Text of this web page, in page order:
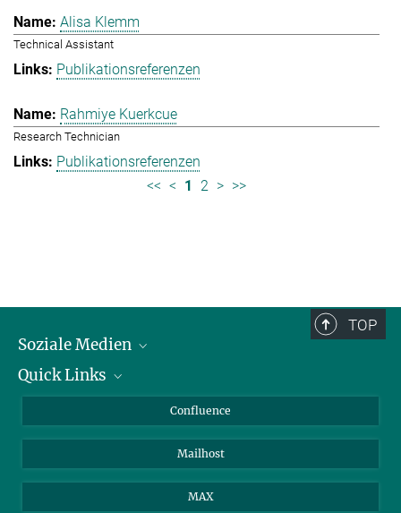
Alisa Klemm
Technical Assistant
Publikationsreferenzen
Rahmiye Kuerkcue
Research Technician
Publikationsreferenzen
<< < 1 2 > >>
TOP
Soziale Medien
LinkedIn
Quick Links
Über Tiere in der ForschungConfluence
Mailhost
MAX